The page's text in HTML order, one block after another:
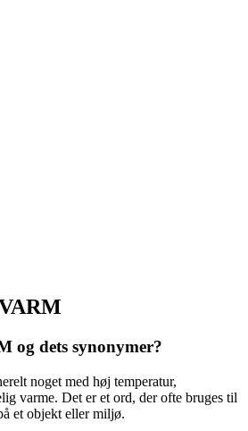
og dets synonymer?
noget med høj temperatur,
varme. Det er et ord, der ofte bruges til
et objekt eller miljø.